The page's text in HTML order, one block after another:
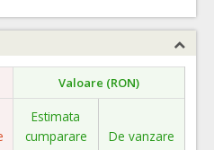
Valoare (RON)
Estimata
cumparare
De vanzare